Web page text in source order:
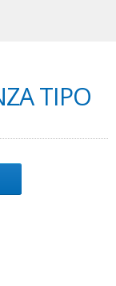
TIPO